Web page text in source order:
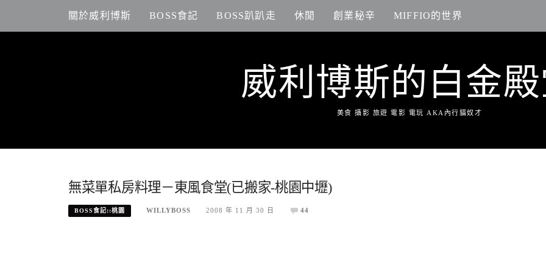
content
關於威利博斯 BOSS食記 BOSS趴趴走 休閒 創業秘辛 MIFFIO的世界
威利博斯的白金
美食 攝影 旅遊 電影 電玩 AKA內行貓奴才
無菜單私房料理－東風食堂(已搬家-桃園中壢)
BOSS食記::桃園 WILLYBOSS 2008 年 11 月 30 日 44